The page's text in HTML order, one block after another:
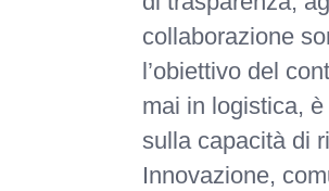
collaborazione
l’obiettivo del
mai in logistica,
sulla capacità di
Innovazione,